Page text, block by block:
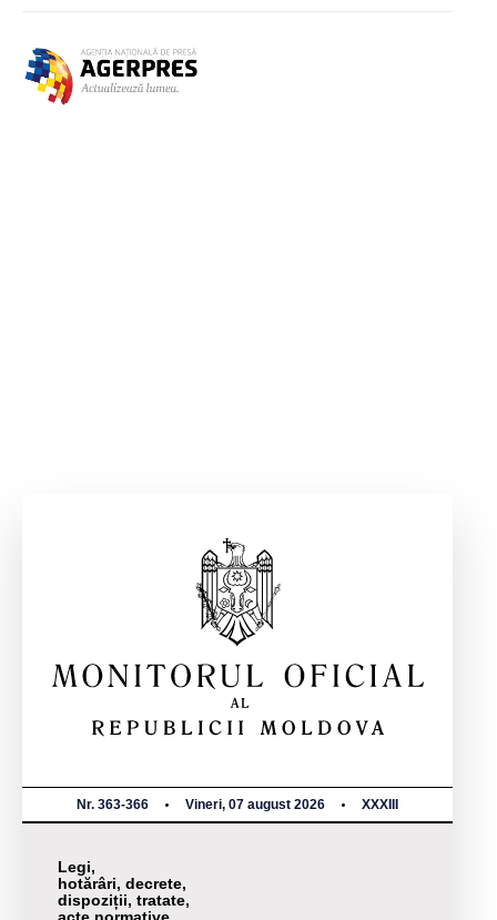
Nr. 363-366 Vineri, 07 august 2026 XXXIII
Legi,
hotărâri, decrete,
dispoziții, tratate,